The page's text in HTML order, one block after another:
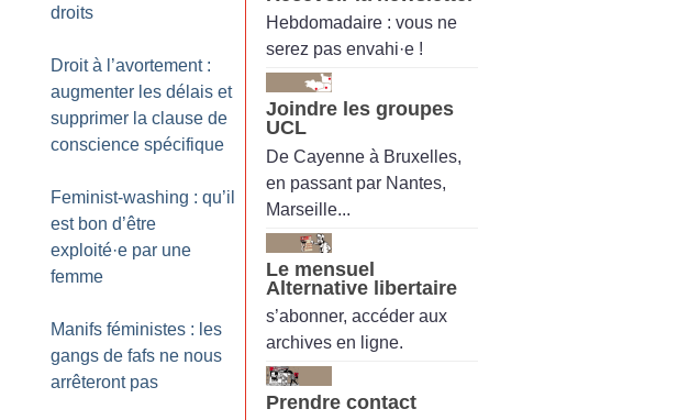
droits
Droit à l’avortement :
augmenter les délais et
supprimer la clause de
conscience spécifique
Feminist-washing : qu’il
est bon d’être
exploité·e par une
femme
Manifs féministes : les
gangs de fafs ne nous
arrêteront pas
Hebdomadaire : vous ne
serez pas envahi·e !
Joindre les groupes
UCL
De Cayenne à Bruxelles,
en passant par Nantes,
Marseille...
Le mensuel
Alternative libertaire
s’abonner, accéder aux
archives en ligne.
Prendre contact